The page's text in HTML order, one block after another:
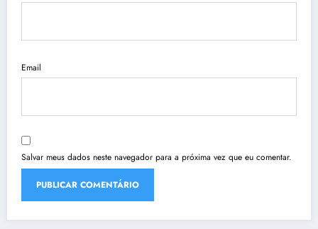
Email
Salvar meus dados neste navegador para a próxima vez que eu comentar.